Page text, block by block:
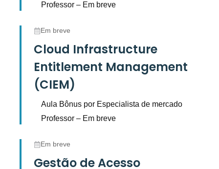
Professor – Em breve
Em breve
Cloud Infrastructure
Entitlement Management
(CIEM)
Aula Bônus por Especialista de mercado
Professor – Em breve
Em breve
Gestão de Acesso